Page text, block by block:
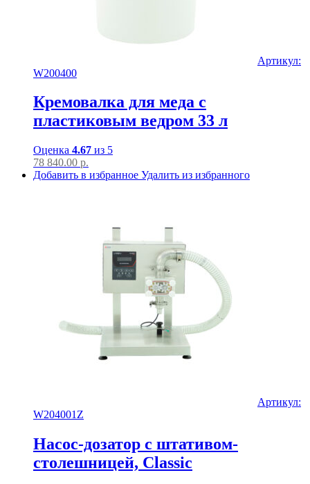
Артикул:
W200400
Кремовалка для меда с
пластиковым ведром 33 л
Оценка 4.67 из 5
78 840.00 р.
Добавить в избранное Удалить из избранного
Артикул:
W204001Z
Насос-дозатор с штативом-
столешницей, Classic